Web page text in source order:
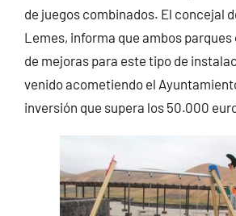
de juegos combinados. El concejal
Lemes, informa que ambos parques
de mejoras para este tipo de
venido acometiendo el
inversión que supera los 50.000